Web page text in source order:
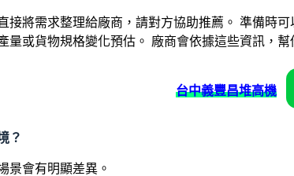
接將需求整理給廠商，請對方協助推薦。 準備時
量或貨物規格變化預估。 廠商會依據這些資訊，
台中義豐昌堆高機
？
景會有明顯差異。